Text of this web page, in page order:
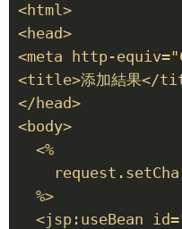
<html>
<head>
<meta http-
<title>添加結果</
</head>
<body>
  <%
  %>
<jsp:useBean